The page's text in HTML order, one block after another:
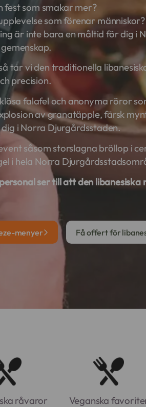
fest som smakar mer?
som förenar människor?
är inte bara en måltid för dig i
tar vi den traditionella
precision.
falafel och anonyma röror
av granatäpple, färsk
i Norra Djurgårdsstaden.
såsom storslagna bröllop i
i hela Norra
ser till att den
menyer Få offert för
råvaror Veganska